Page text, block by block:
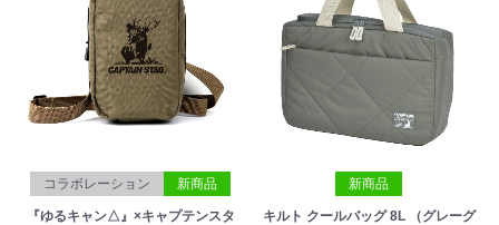
コラボレーション 新商品
『ゆるキャン△』×キャプテンスタ
新商品
キルト クールバッグ 8L （グレーグ